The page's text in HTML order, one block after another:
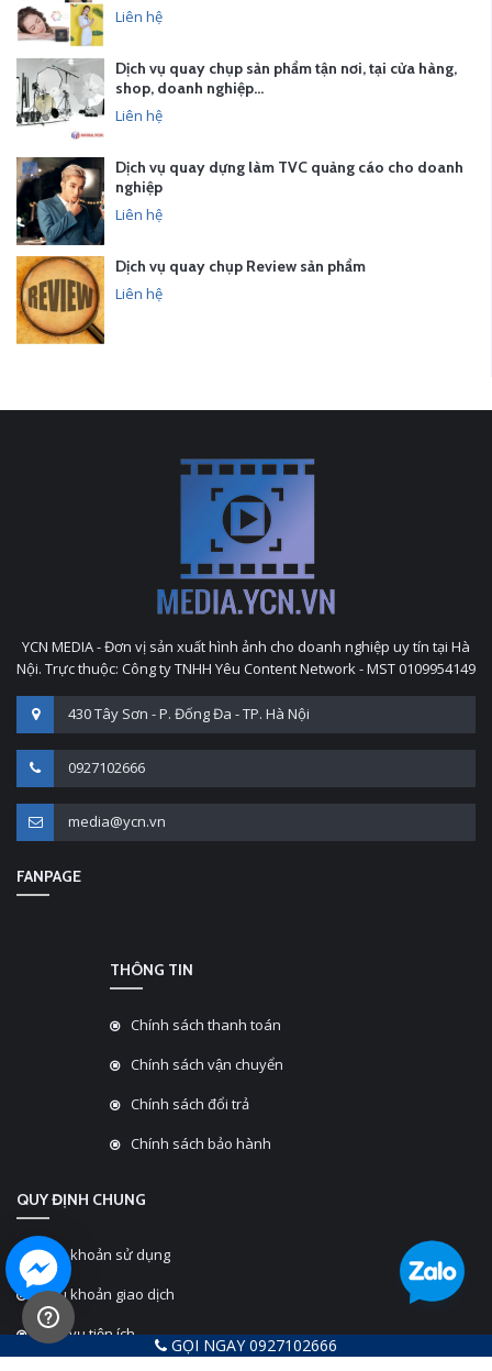
Liên hệ
Dịch vụ quay chụp sản phẩm tận nơi, tại cửa hàng,
shop, doanh nghiệp…
Liên hệ
Dịch vụ quay dựng làm TVC quảng cáo cho doanh
nghiệp
Liên hệ
Dịch vụ quay chụp Review sản phẩm
Liên hệ
YCN MEDIA - Đơn vị sản xuất hình ảnh cho doanh nghiệp uy tín tại Hà
Nội. Trực thuộc: Công ty TNHH Yêu Content Network - MST 0109954149
430 Tây Sơn - P. Đống Đa - TP. Hà Nội
0927102666
media@ycn.vn
FANPAGE
THÔNG TIN
Chính sách thanh toán
Chính sách vận chuyển
Chính sách đổi trả
Chính sách bảo hành
QUY ĐỊNH CHUNG
Điều khoản sử dụng
Điều khoản giao dịch
Dịch vụ tiện ích
GỌI NGAY 0927102666